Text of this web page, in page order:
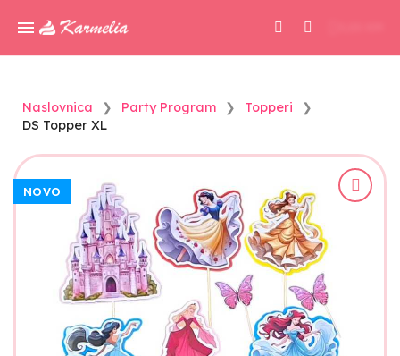
Naslovnica Party Program
Topperi
DS Topper XL
NOVO